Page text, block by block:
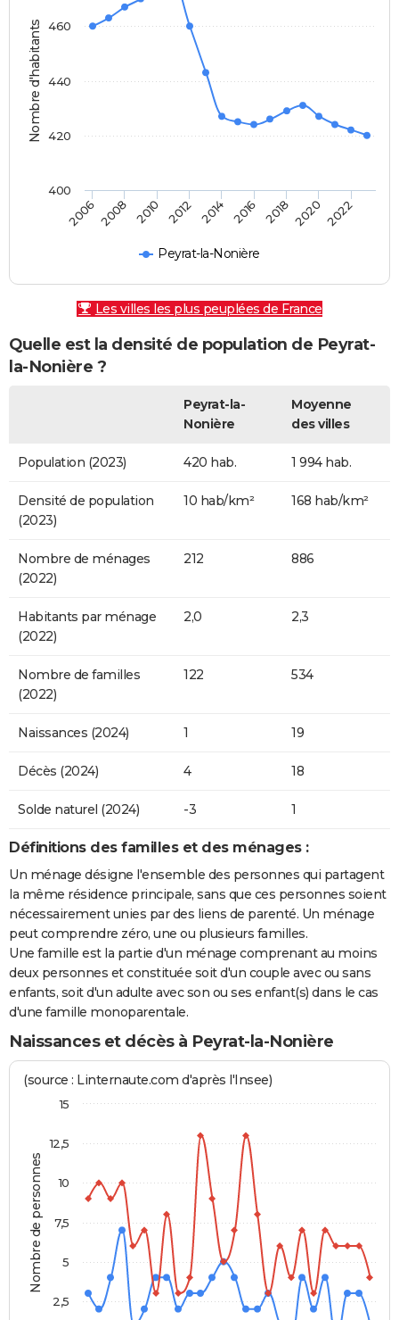
Nombre d'habitants
Peyrat-la-Nonière
20062008 2010 2012 2014 2016 2018 2020 2022
400
420
440
460
Les villes les plus peuplées de France
Quelle est la densité de population de Peyrat-
la-Nonière ?
Peyrat-la-
Nonière
Moyenne
des villes
Population (2023) 420 hab. 1 994 hab.
Densité de population
(2023)
10 hab/km² 168 hab/km²
Nombre de ménages
(2022)
212 886
Habitants par ménage
(2022)
2,0 2,3
Nombre de familles
(2022)
122 534
Naissances (2024) 1 19
Décès (2024) 4 18
Solde naturel (2024) -3 1
Définitions des familles et des ménages :
Un ménage désigne l'ensemble des personnes qui partagent
la même résidence principale, sans que ces personnes soient
nécessairement unies par des liens de parenté. Un ménage
peut comprendre zéro, une ou plusieurs familles.
Une famille est la partie d'un ménage comprenant au moins
deux personnes et constituée soit d'un couple avec ou sans
enfants, soit d'un adulte avec son ou ses enfant(s) dans le cas
d'une famille monoparentale.
Naissances et décès à Peyrat-la-Nonière
Nombre de personnes
(source : Linternaute.com d'après l'Insee)
2,5
5
7,5
10
12,5
15